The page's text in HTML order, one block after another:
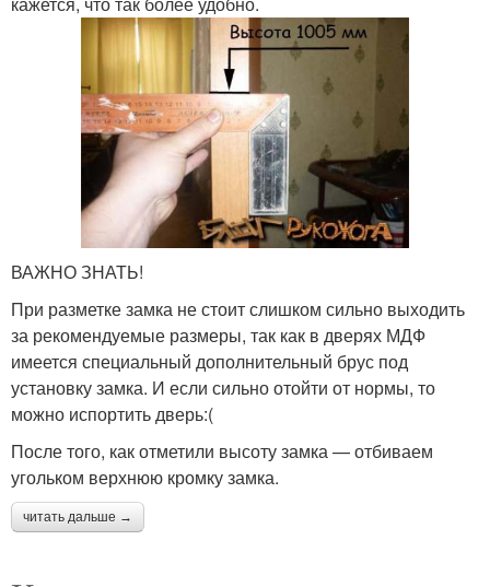
ВАЖНО ЗНАТЬ!
При разметке замка не стоит слишком сильно выходить
за рекомендуемые размеры, так как в дверях МДФ
имеется специальный дополнительный брус под
установку замка. И если сильно отойти от нормы, то
можно испортить дверь:(
После того, как отметили высоту замка — отбиваем
угольком верхнюю кромку замка.
читать дальше →